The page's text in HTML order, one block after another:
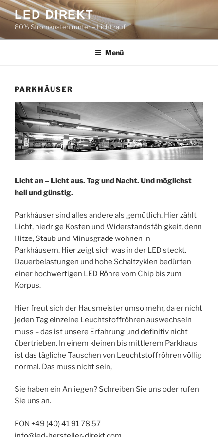
Zum
Inhalt
springen
LED DIREKT
80% Stromkosten runter – Licht rauf
Menü
PARKHÄUSER
Licht an – Licht aus. Tag und Nacht. Und möglichst
hell und günstig.
Parkhäuser sind alles andere als gemütlich. Hier zählt
Licht, niedrige Kosten und Widerstandsfähigkeit, denn
Hitze, Staub und Minusgrade wohnen in
Parkhäusern. Hier zeigt sich was in der LED steckt.
Dauerbelastungen und hohe Schaltzyklen bedürfen
einer hochwertigen LED Röhre vom Chip bis zum
Korpus.
Hier freut sich der Hausmeister umso mehr, da er nicht
jeden Tag einzelne Leuchtstoffröhren auswechseln
muss – das ist unsere Erfahrung und definitiv nicht
übertrieben. In einem kleinen bis mittlerem Parkhaus
ist das tägliche Tauschen von Leuchtstoffröhren völlig
normal. Das muss nicht sein,
Sie haben ein Anliegen? Schreiben Sie uns oder rufen
Sie uns an.
FON +49 (40) 41 91 78 57